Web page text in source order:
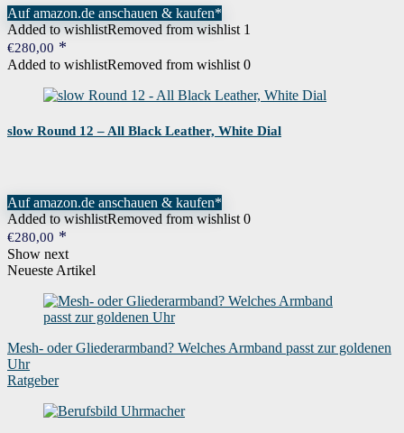
Auf amazon.de anschauen & kaufen*
Added to wishlistRemoved from wishlist 1
€280,00
Added to wishlistRemoved from wishlist 0
slow Round 12 – All Black Leather, White Dial
Auf amazon.de anschauen & kaufen*
Added to wishlistRemoved from wishlist 0
€280,00
Show next
Neueste Artikel
Mesh- oder Gliederarmband? Welches Armband passt zur goldenen
Uhr
Ratgeber